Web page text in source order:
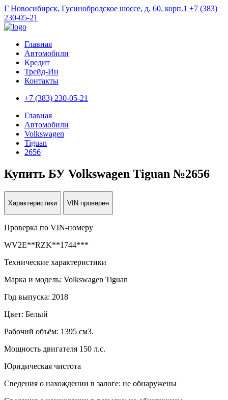
Г Новосибирск, Гусинобродское шоссе, д. 60, корп.1 +7 (383)
230-05-21
Главная
Автомобили
Кредит
Трейд-Ин
Контакты
+7 (383) 230-05-21
Главная
Автомобили
Volkswagen
Tiguan
2656
Купить БУ Volkswagen Tiguan №2656
Характеристики VIN проверен
Проверка по VIN-номеру
WV2E**RZK**1744***
Технические характеристики
Марка и модель: Volkswagen Tiguan
Год выпуска: 2018
Цвет: Белый
Рабочий объём: 1395 см3.
Мощность двигателя 150 л.с.
Юридическая чистота
Сведения о нахождении в залоге: не обнаружены